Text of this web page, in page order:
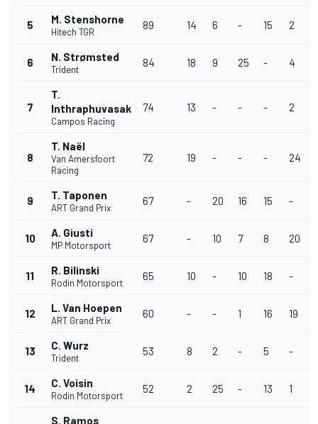
5 M. Stenshorne
Hitech TGR
89 14 6 - 15 2
6 N. Strømsted
Trident
84 18 9 25 - 4
7
T.
Inthraphuvasak
Campos Racing
74 13 - - - 2
8
T. Naël
Van Amersfoort
Racing
72 19 - - - 24
9 T. Taponen
ART Grand Prix
67 - 20 16 15 -
10 A. Giusti
MP Motorsport
67 - 10 7 8 20
11 R. Bilinski
Rodin Motorsport
65 10 - 10 18 -
12 L. Van Hoepen
ART Grand Prix
60 - - 1 16 19
13 C. Wurz
Trident
53 8 2 - 5 -
14 C. Voisin
Rodin Motorsport
52 2 25 - 13 1
S. Ramos